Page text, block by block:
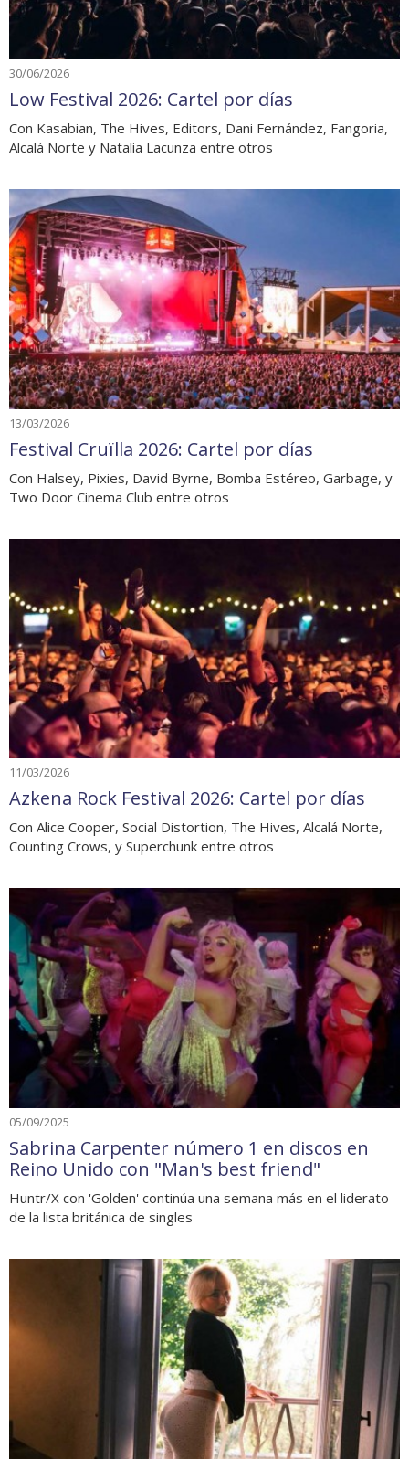
30/06/2026
Low Festival 2026: Cartel por días
Con Kasabian, The Hives, Editors, Dani Fernández, Fangoria,
Alcalá Norte y Natalia Lacunza entre otros
13/03/2026
Festival Cruïlla 2026: Cartel por días
Con Halsey, Pixies, David Byrne, Bomba Estéreo, Garbage, y
Two Door Cinema Club entre otros
11/03/2026
Azkena Rock Festival 2026: Cartel por días
Con Alice Cooper, Social Distortion, The Hives, Alcalá Norte,
Counting Crows, y Superchunk entre otros
05/09/2025
Sabrina Carpenter número 1 en discos en
Reino Unido con "Man's best friend"
Huntr/X con 'Golden' continúa una semana más en el liderato
de la lista británica de singles